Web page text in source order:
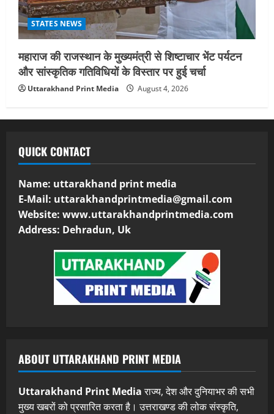
STATES NEWS
महाराज की राजस्थान के मुख्यमंत्री से शिष्टाचार भेंट पर्यटन
और सांस्कृतिक गतिविधियों के विस्तार पर हुई चर्चा
Uttarakhand Print Media August 4, 2026
QUICK CONTACT
Name: uttarakhand print media
E-Mail: uttarakhandprintmedia@gmail.com
Website: www.uttarakhandprintmedia.com
Address: Dehradun, Uk
ABOUT UTTARAKHAND PRINT MEDIA
Uttarakhand Print Mediaराज्य, देश और दुनियाभर की सभी
मुख्य खबरों को प्रसारित करता है। उत्तराखण्ड की लोक संस्कृति,